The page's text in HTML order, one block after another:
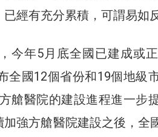
經有充分累積，可謂易如反
今年5月底全國已建成或
全國12個省份和19個地級
艙醫院的建設進程進一步
強方艙醫院建設之後，全